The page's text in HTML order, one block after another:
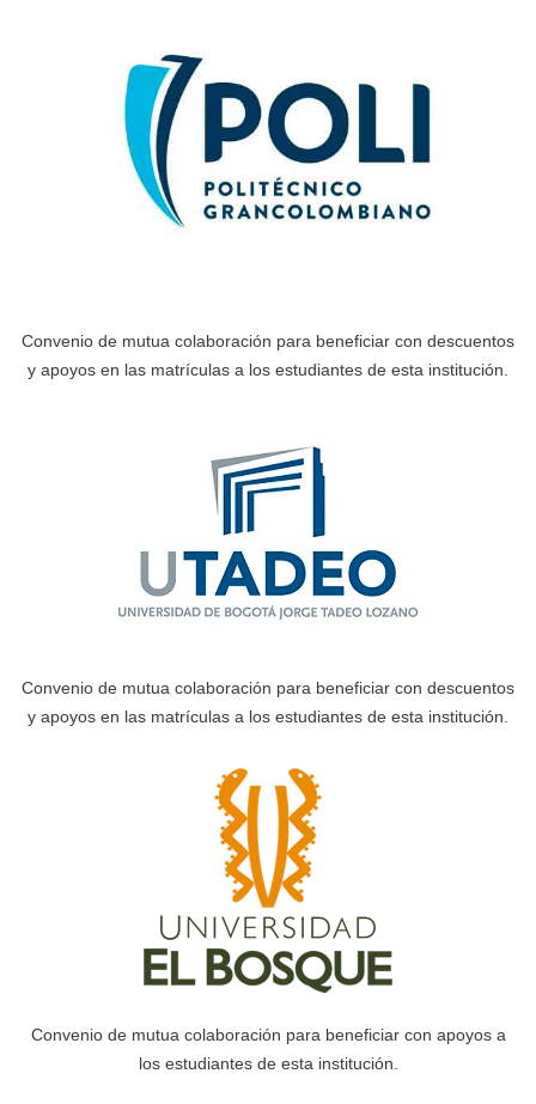
Convenio de mutua colaboración para beneficiar con descuentos
y apoyos en las matrículas a los estudiantes de esta institución.
Convenio de mutua colaboración para beneficiar con descuentos
y apoyos en las matrículas a los estudiantes de esta institución.
Convenio de mutua colaboración para beneficiar con apoyos a
los estudiantes de esta institución.